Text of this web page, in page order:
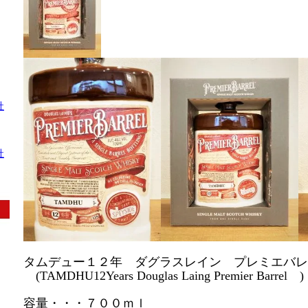
タムデュー１２年 ダグラスレイン プレミエバ
(TAMDHU12Years Douglas Laing Premier Barrel )
容量・・・７００ｍｌ